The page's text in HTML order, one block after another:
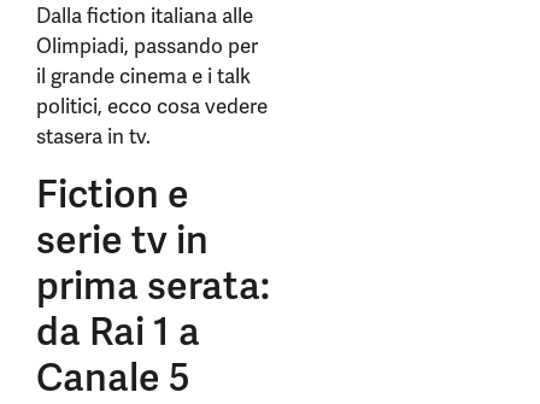
Dalla fiction italiana alle
Olimpiadi, passando per
il grande cinema e i talk
politici, ecco cosa vedere
stasera in tv.
Fiction e
serie tv in
prima serata:
da Rai 1 a
Canale 5